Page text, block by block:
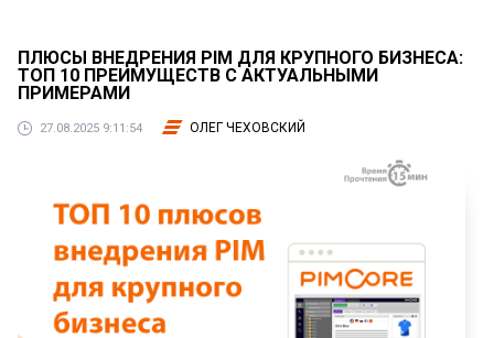
ПЛЮСЫ ВНЕДРЕНИЯ PIM ДЛЯ КРУПНОГО БИЗНЕСА:
ТОП 10 ПРЕИМУЩЕСТВ С АКТУАЛЬНЫМИ
ПРИМЕРАМИ
27.08.2025 9:11:54 ОЛЕГ ЧЕХОВСКИЙ